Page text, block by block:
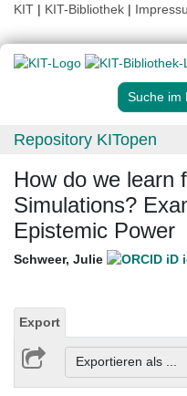
KIT | KIT-Bibliothek |
Suche im
Repository KITopen
How do we learn
Simulations?
Epistemic Power
Schweer, Julie
Export
Exportieren als ...